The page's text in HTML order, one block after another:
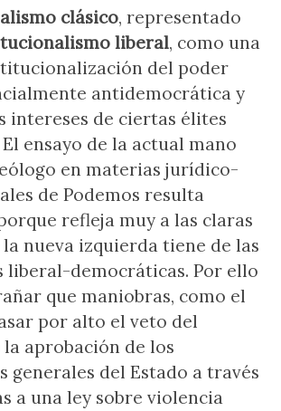
clásico, representado
liberal, como una
del poder
antidemocrática y
intereses de ciertas élites
ensayo de la actual mano
en materias jurídico-
de Podemos resulta
refleja muy a las claras
nueva izquierda tiene de las
liberal-democráticas. Por ello
que maniobras, como el
por alto el veto del
la aprobación de los
generales del Estado a través
a una ley sobre violencia